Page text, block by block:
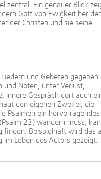
zentral. Ein genauer Blick
Gott von Ewigkeit her der
der Christen und sie seine
und Gebeten
und Nöten, unter Verlust,
innere Gespräch dort auch
den eigenen Zweifel, die
Psalmen ein hervorragendes
23) wandern muss,
finden. Beispielhaft wird das
im Leben des Autors gezeigt.